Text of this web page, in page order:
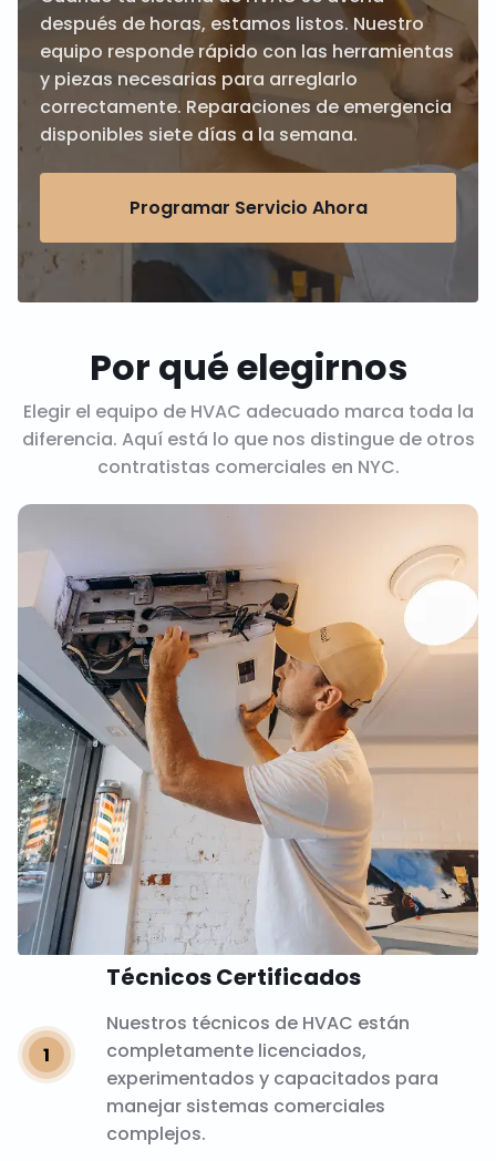
después de horas, estamos listos. Nuestro
equipo responde rápido con las herramientas
y piezas necesarias para arreglarlo
correctamente. Reparaciones de emergencia
disponibles siete días a la semana.
Programar Servicio Ahora
Por qué elegirnos
Elegir el equipo de HVAC adecuado marca toda la
diferencia. Aquí está lo que nos distingue de otros
contratistas comerciales en NYC.
Técnicos Certificados
Nuestros técnicos de HVAC están
completamente licenciados,
experimentados y capacitados para
manejar sistemas comerciales
complejos.